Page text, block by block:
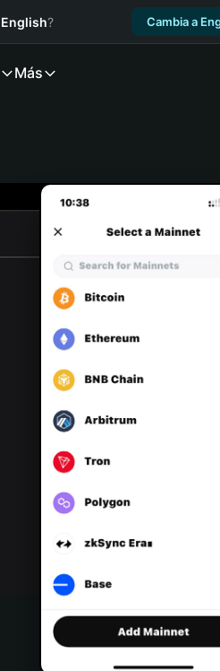
English? Cambia a
Más